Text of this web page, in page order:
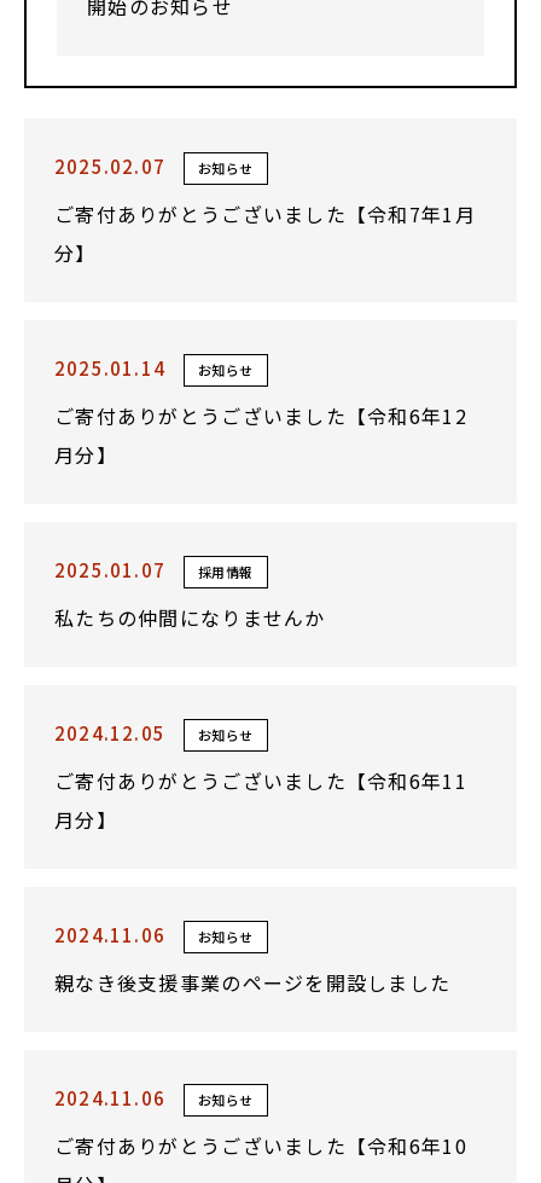
開始のお知らせ
2025.02.07 お知らせ
ご寄付ありがとうございました【令和7年1月
分】
2025.01.14 お知らせ
ご寄付ありがとうございました【令和6年12
月分】
2025.01.07 採用情報
私たちの仲間になりませんか
2024.12.05 お知らせ
ご寄付ありがとうございました【令和6年11
月分】
2024.11.06 お知らせ
親なき後支援事業のページを開設しました
2024.11.06 お知らせ
ご寄付ありがとうございました【令和6年10